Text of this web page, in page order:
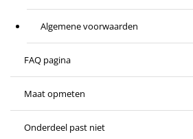
Algemene voorwaarden
FAQ pagina
Maat opmeten
Onderdeel past niet